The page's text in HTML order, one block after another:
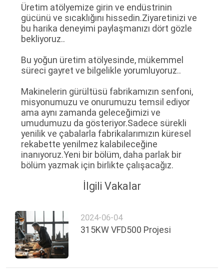
Üretim atölyemize girin ve endüstrinin
gücünü ve sıcaklığını hissedin.Ziyaretinizi ve
bu harika deneyimi paylaşmanızı dört gözle
bekliyoruz..
Bu yoğun üretim atölyesinde, mükemmel
süreci gayret ve bilgelikle yorumluyoruz..
Makinelerin gürültüsü fabrikamızın senfoni,
misyonumuzu ve onurumuzu temsil ediyor
ama aynı zamanda geleceğimizi ve
umudumuzu da gösteriyor.Sadece sürekli
yenilik ve çabalarla fabrikalarımızın küresel
rekabette yenilmez kalabileceğine
inanıyoruz.Yeni bir bölüm, daha parlak bir
bölüm yazmak için birlikte çalışacağız.
İlgili Vakalar
2024-06-04
315KW VFD500 Projesi